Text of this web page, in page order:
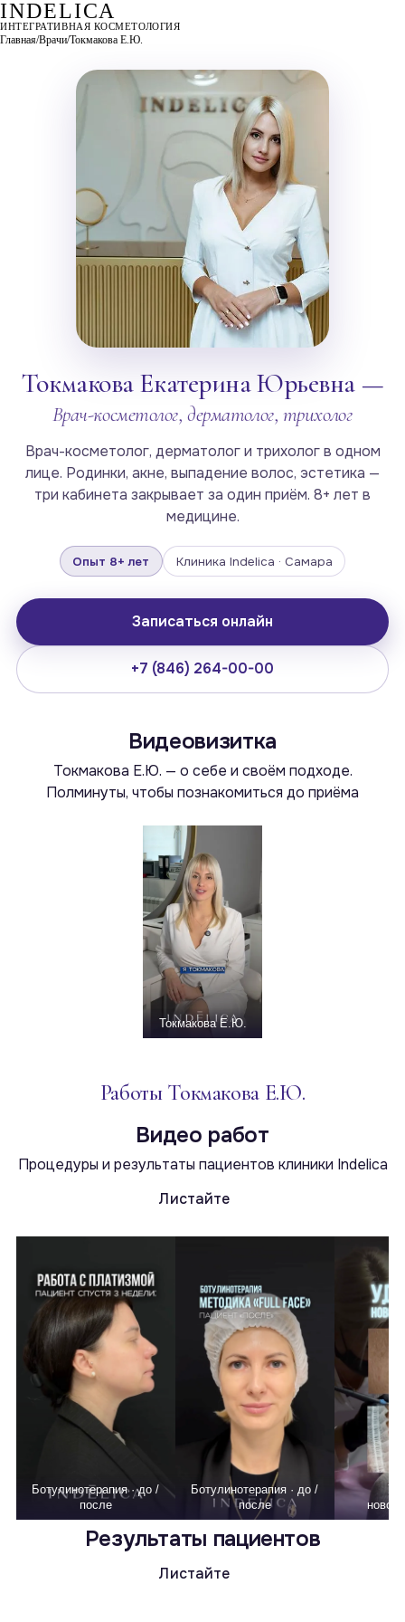
INDELICA
ИНТЕГРАТИВНАЯ КОСМЕТОЛОГИЯ
Главная/Врачи/Токмакова Е.Ю.
Токмакова Екатерина Юрьевна —
Врач-косметолог, дерматолог, трихолог
Врач-косметолог, дерматолог и трихолог в одном
лице. Родинки, акне, выпадение волос, эстетика —
три кабинета закрывает за один приём. 8+ лет в
медицине.
Опыт 8+ лет Клиника Indelica · Самара
Записаться онлайн
+7 (846) 264-00-00
Видеовизитка
Токмакова Е.Ю. — о себе и своём подходе.
Полминуты, чтобы познакомиться до приёма
Токмакова Е.Ю.
Работы Токмакова Е.Ю.
Видео работ
Процедуры и результаты пациентов клиники Indelica
Листайте
Ботулинотерапия · до /
после
Ботулинотерапия · до /
после
Результаты пациентов
Листайте